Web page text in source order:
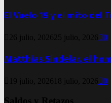
El Vuelo 19 y el mito del
26 julio, 2026 25 julio, 2026 0
Matthias Sindelar, el
19 julio, 2026 18 julio, 2026 0
Saldos y Retazos